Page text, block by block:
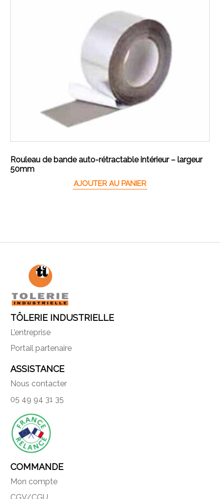
Rouleau de bande auto-rétractable intérieur – largeur
50mm
AJOUTER AU PANIER
TÔLERIE INDUSTRIELLE
L’entreprise
Portail partenaire
ASSISTANCE
Nous contacter
05 49 94 31 35
COMMANDE
Mon compte